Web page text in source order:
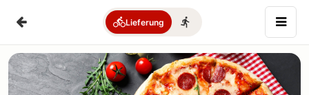
Lieferung